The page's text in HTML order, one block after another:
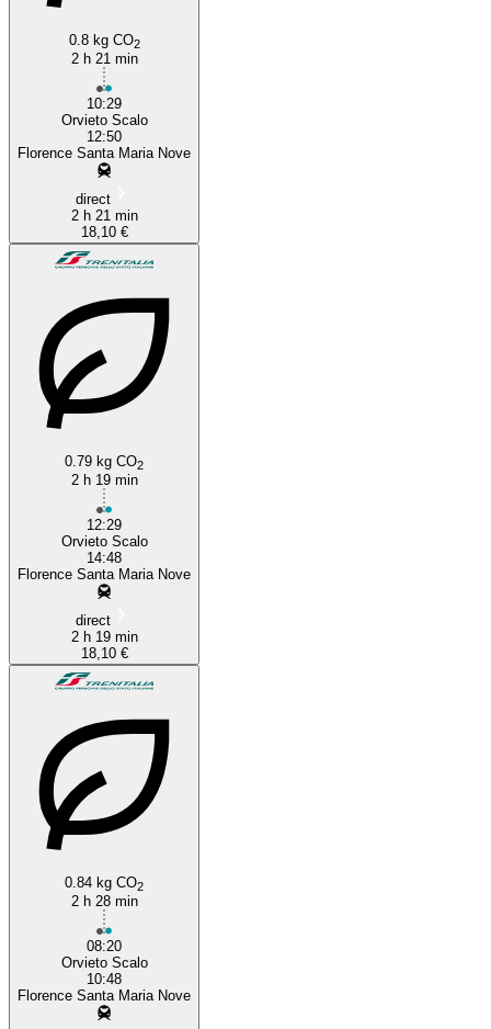
0.8 kg CO2
2 h 21 min
10:29
Orvieto Scalo
12:50
Florence Santa Maria Nove
direct
2 h 21 min
18,10 €
0.79 kg CO2
2 h 19 min
12:29
Orvieto Scalo
14:48
Florence Santa Maria Nove
direct
2 h 19 min
18,10 €
0.84 kg CO2
2 h 28 min
08:20
Orvieto Scalo
10:48
Florence Santa Maria Nove